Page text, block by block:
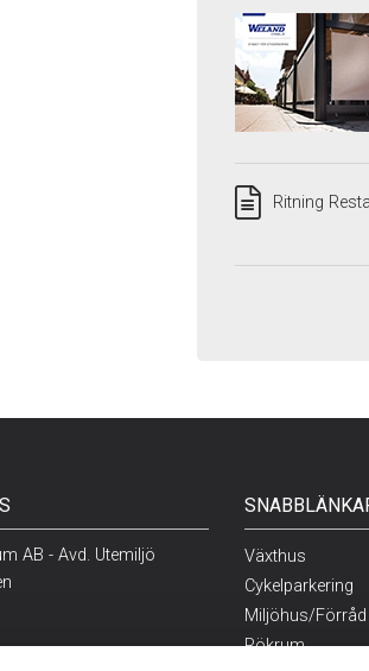
Ritning
AB - Avd. Utemiljö
Växthus
Cykelparkering
Miljöhus/Förråd
Rökrum